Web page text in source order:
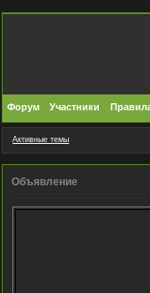
Форум Участники
Активные темы
Объявление